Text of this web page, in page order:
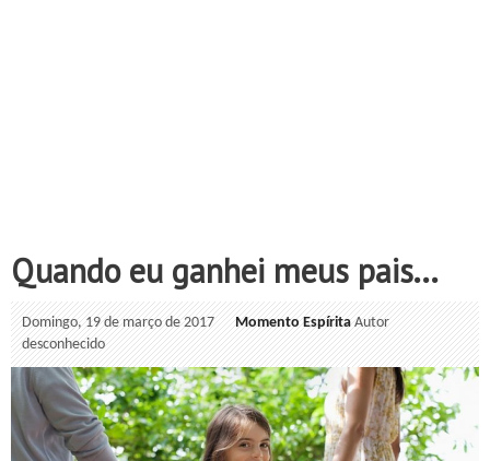
Quando eu ganhei meus pais...
Domingo, 19 de março de 2017 Momento Espírita Autor
desconhecido